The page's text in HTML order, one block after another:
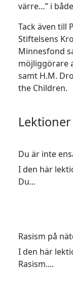
värre…” i
Tack även till
Stiftelsens
Minnesfond
möjliggörare
samt H.M.
the Children.
Lektioner
Du är inte
I den här
Du...
Rasism på
I den här
Rasism....